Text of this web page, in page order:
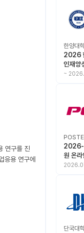
한양대
2026
인재양
모집
~
2026-
원 온라
단국대
연구를 진
응용 연구에